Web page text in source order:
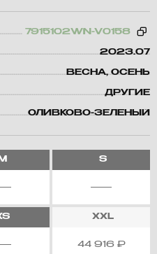
7915102WN-V0158
2023.07
ВЕСНА, ОСЕНЬ
ДРУГИЕ
ОЛИВКОВО-ЗЕЛЕНЫЙ
S
XXL
44 916 ₽